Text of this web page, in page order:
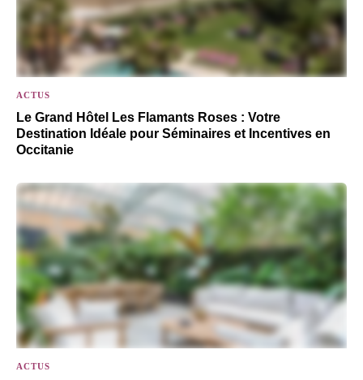
ACTUS
Le Grand Hôtel Les Flamants Roses : Votre
Destination Idéale pour Séminaires et Incentives en
Occitanie
ACTUS